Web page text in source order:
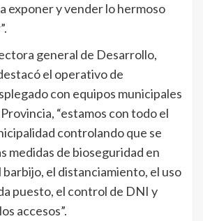
exponer y vender lo hermoso
general de Desarrollo,
el operativo de
con equipos municipales
“estamos con todo el
controlando que se
medidas de bioseguridad en
barbijo, el distanciamiento, el uso
puesto, el control de DNI y
accesos”.